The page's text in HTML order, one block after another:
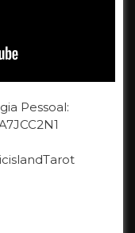
Pessoal: